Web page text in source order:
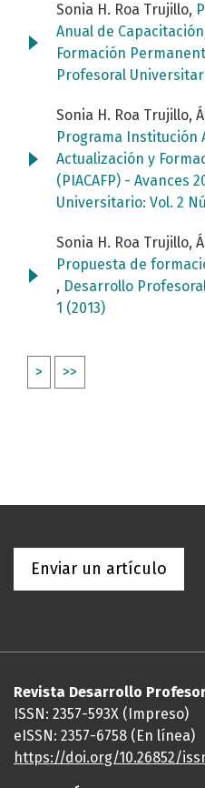
Sonia H. Roa Trujillo,
Anual de
Formación
Profesoral
Sonia H. Roa Trujillo,
Programa Institución
Actualización y
(PIACAFP) - Avances
Universitario: Vol. 2
Sonia H. Roa Trujillo,
Propuesta de
, Desarrollo
1 (2013)
> >>
Enviar un artículo
Revista Desarrollo
ISSN: 2357-593X (Impreso)
eISSN: 2357-6758 (En línea)
https://doi.org/10.26852/